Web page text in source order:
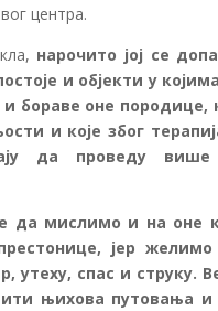
центра.
нарочито јој се
и објекти у
бораве оне породице,
и које због
да проведу
да мислимо и на оне
јер
утеху, спас и струку.
њихова путовања